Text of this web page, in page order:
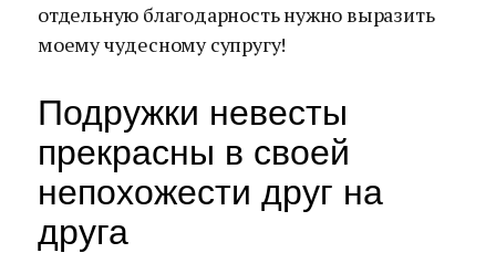
отдельную благодарность нужно выразить
моему чудесному супругу!
Подружки невесты
прекрасны в своей
непохожести друг на
друга